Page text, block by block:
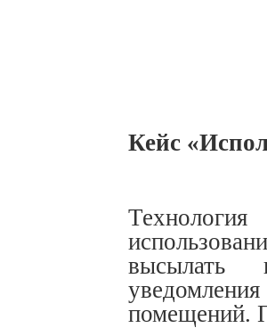
Кейс
высылать
помещений.